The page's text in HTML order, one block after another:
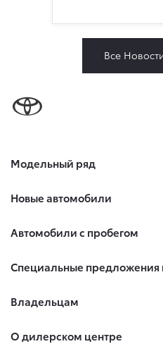
Все
Модельный ряд
Новые автомобили
Автомобили с пробегом
Специальные предложения
Владельцам
О дилерском центре